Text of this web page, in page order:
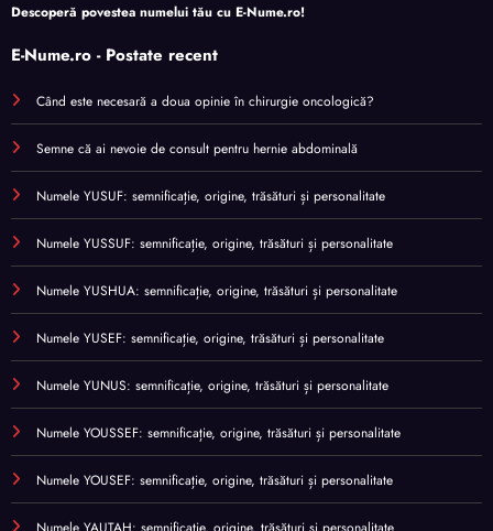
Descoperă povestea numelui tău cu E-Nume.ro!
E-Nume.ro - Postate recent
Când este necesară a doua opinie în chirurgie oncologică?
Semne că ai nevoie de consult pentru hernie abdominală
Numele YUSUF: semnificație, origine, trăsături și personalitate
Numele YUSSUF: semnificație, origine, trăsături și personalitate
Numele YUSHUA: semnificație, origine, trăsături și personalitate
Numele YUSEF: semnificație, origine, trăsături și personalitate
Numele YUNUS: semnificație, origine, trăsături și personalitate
Numele YOUSSEF: semnificație, origine, trăsături și personalitate
Numele YOUSEF: semnificație, origine, trăsături și personalitate